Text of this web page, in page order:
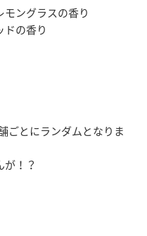
ングラスの香り
ドの香り
ごとにランダムとなりま
！？